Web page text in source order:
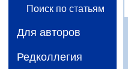
Поиск по статьям
Для авторов
Редколлегия